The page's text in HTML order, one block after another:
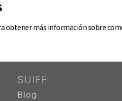
obtener más información sobre
SUIFF
Blog